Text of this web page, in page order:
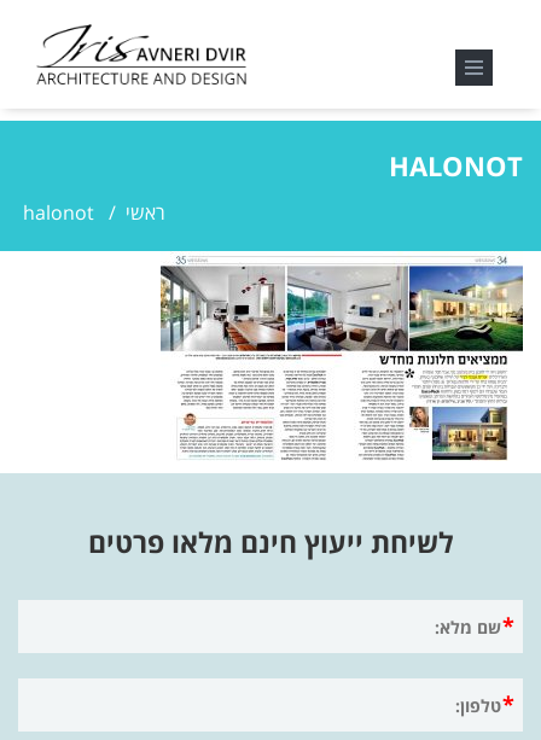
HALONOT
ראשי /
halonot
לשיחת ייעוץ חינם מלאו פרטים